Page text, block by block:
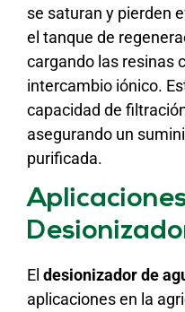
se saturan y pierden
el tanque de
cargando las resinas
intercambio iónico.
capacidad de
asegurando un
purificada.
El desionizador de
aplicaciones en la